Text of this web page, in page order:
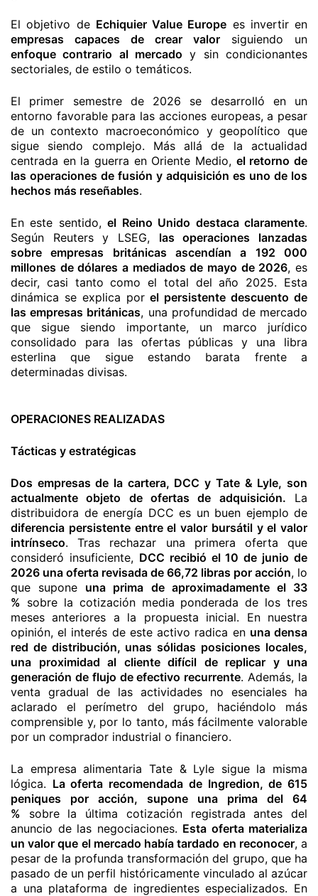
El objetivo de Echiquier Value Europe es invertir en
empresas capaces de crear valor siguiendo un
enfoque contrario al mercado y sin condicionantes
sectoriales, de estilo o temáticos.
El primer semestre de 2026 se desarrolló en un
entorno favorable para las acciones europeas, a pesar
de un contexto macroeconómico y geopolítico que
sigue siendo complejo. Más allá de la actualidad
centrada en la guerra en Oriente Medio, el retorno de
las operaciones de fusión y adquisición es uno de los
hechos más reseñables.
En este sentido,el Reino Unido destaca claramente.
Según Reuters y LSEG, las operaciones lanzadas
sobre empresas británicas ascendían a 192 000
millones de dólares a mediados de mayo de 2026, es
decir, casi tanto como el total del año 2025. Esta
dinámica se explica porel persistente descuento de
las empresas británicas, una profundidad de mercado
que sigue siendo importante, un marco jurídico
consolidado para las ofertas públicas y una libra
esterlina que sigue estando barata frente a
determinadas divisas.
OPERACIONES REALIZADAS
Tácticas y estratégicas
Dos empresas de la cartera, DCC y Tate & Lyle, son
actualmente objeto de ofertas de adquisición. La
distribuidora de energía DCC es un buen ejemplo de
diferencia persistente entre el valor bursátil y el valor
intrínseco. Tras rechazar una primera oferta que
consideró insuficiente, DCC recibió el 10 de junio de
2026 una oferta revisada de 66,72 libras por acción, lo
que supone una prima de aproximadamente el 33
% sobre la cotización media ponderada de los tres
meses anteriores a la propuesta inicial. En nuestra
opinión, el interés de este activo radica en una densa
red de distribución, unas sólidas posiciones locales,
una proximidad al cliente difícil de replicar y una
generación de flujo de efectivo recurrente. Además, la
venta gradual de las actividades no esenciales ha
aclarado el perímetro del grupo, haciéndolo más
comprensible y, por lo tanto, más fácilmente valorable
por un comprador industrial o financiero.
La empresa alimentaria Tate & Lyle sigue la misma
lógica. La oferta recomendada de Ingredion, de 615
peniques por acción, supone una prima del 64
% sobre la última cotización registrada antes del
anuncio de las negociaciones. Esta oferta materializa
un valor que el mercado había tardado en reconocer, a
pesar de la profunda transformación del grupo, que ha
pasado de un perfil históricamente vinculado al azúcar
a una plataforma de ingredientes especializados. En